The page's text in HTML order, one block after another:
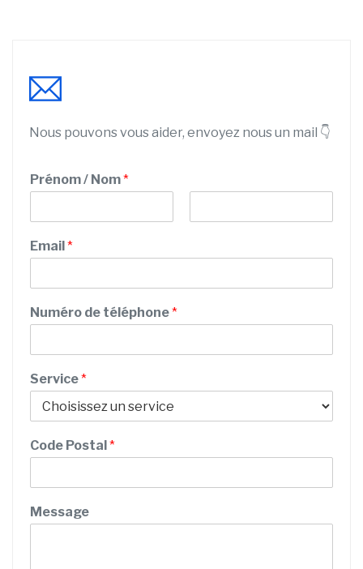
Nous pouvons vous aider, envoyez nous un mail 👇
Prénom / Nom*
r
é
m
M
e
s
g
/
r
m
Email *
Numéro de téléphone*
Service*
Code Postal *
Message